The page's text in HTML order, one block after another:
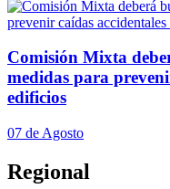
Comisión Mixta
medidas para
edificios
07 de Agosto
Regional